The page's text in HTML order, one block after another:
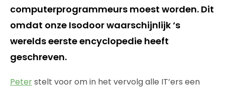
computerprogrammeurs moest worden. Dit
omdat onze Isodoor waarschijnlijk ‘s
werelds eerste encyclopedie heeft
geschreven.
Peterstelt voor om in het vervolg alle IT’ers een